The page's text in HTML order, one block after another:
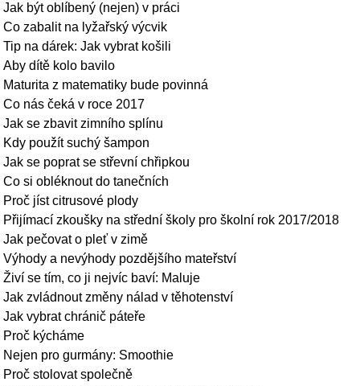
Jak být oblíbený (nejen) v práci
Co zabalit na lyžařský výcvik
Tip na dárek: Jak vybrat košili
Aby dítě kolo bavilo
Maturita z matematiky bude povinná
Co nás čeká v roce 2017
Jak se zbavit zimního splínu
Kdy použít suchý šampon
Jak se poprat se střevní chřipkou
Co si obléknout do tanečních
Proč jíst citrusové plody
Přijímací zkoušky na střední školy pro školní rok 2017/2018
Jak pečovat o pleť v zimě
Výhody a nevýhody pozdějšího mateřství
Živí se tím, co ji nejvíc baví: Maluje
Jak zvládnout změny nálad v těhotenství
Jak vybrat chránič páteře
Proč kýcháme
Nejen pro gurmány: Smoothie
Proč stolovat společně